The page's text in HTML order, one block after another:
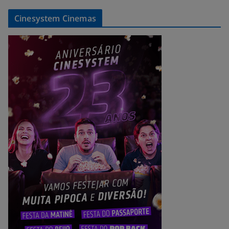
Cinesystem Cinemas